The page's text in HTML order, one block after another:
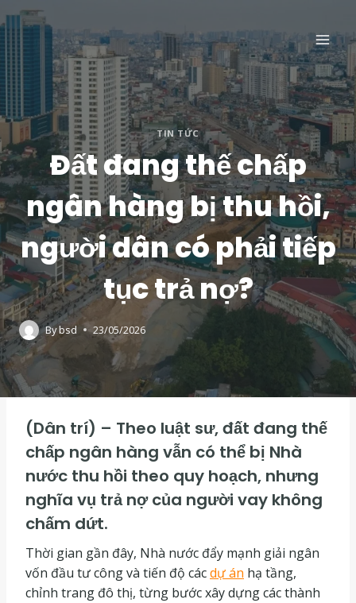
Skip
to
TIN TỨC
Đất đang thế chấp
ngân hàng bị thu hồi,
người dân có phải tiếp
tục trả nợ?
Bybsd 23/05/2026
(Dân trí) – Theo luật sư, đất đang thế
chấp ngân hàng vẫn có thể bị Nhà
nước thu hồi theo quy hoạch, nhưng
nghĩa vụ trả nợ của người vay không
chấm dứt.
Thời gian gần đây, Nhà nước đẩy mạnh giải ngân
vốn đầu tư công và tiến độ cácdự án hạ tầng,
chỉnh trang đô thị, từng bước xây dựng các thành